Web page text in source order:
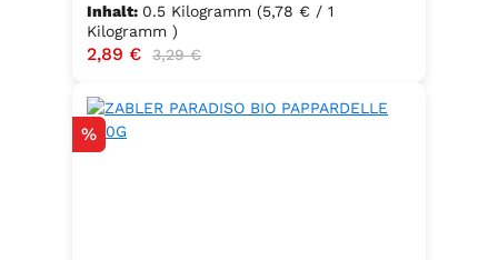
Inhalt: 0.5 Kilogramm (5,78 € / 1
Kilogramm )
Verkaufspreis:
2,89 € Regulärer Preis:
3,29 €
Rabatt
%